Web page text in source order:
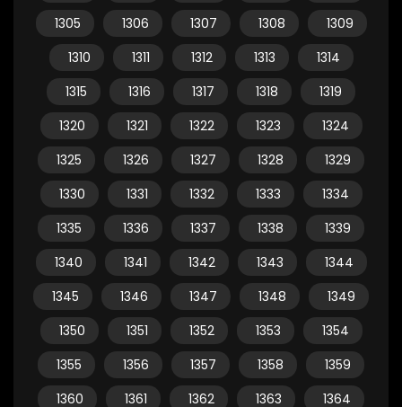
1305
1306 1307 1308
1309
1310
1311 1312 1313
1314
1315
1316 1317 1318
1319
1320
1321 1322 1323
1324
1325
1326 1327 1328
1329
1330
1331 1332 1333
1334
1335
1336 1337 1338
1339
1340
1341 1342 1343
1344
1345
1346 1347 1348
1349
1350
1351 1352 1353
1354
1355
1356 1357 1358
1359
1360
1361 1362 1363 1364